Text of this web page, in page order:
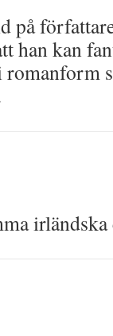
på
han kan